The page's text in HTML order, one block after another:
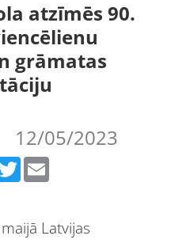
atzīmēs 90.
grāmatas
12/05/2023
Twitter
Latvijas